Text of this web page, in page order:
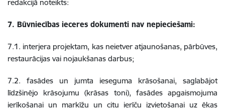
redakcijā noteikts:
7. Būvniecības ieceres dokumenti nav nepieciešami:
7.1. interjera projektam, kas neietver atjaunošanas, pārbūves,
restaurācijas vai nojaukšanas darbus;
7.2. fasādes un jumta ieseguma krāsošanai, saglabājot
līdzšinējo krāsojumu (krāsas toni), fasādes apgaismojuma
ierīkošanai un markīžu un citu ierīču izvietošanai uz ēkas